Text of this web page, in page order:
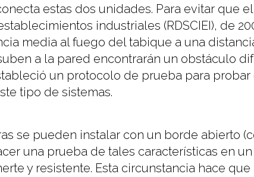
estas dos unidades. Para evitar que
industriales (RDSCIEI), de
media al fuego del tabique a una
a la pared encontrarán un obstáculo
un protocolo de prueba para probar
tipo de sistemas.
se pueden instalar con un borde abierto
una prueba de tales características en
y resistente. Esta circunstancia hace